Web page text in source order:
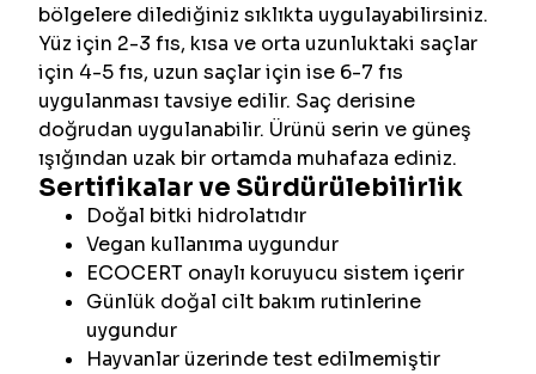
bölgelere dilediğiniz sıklıkta uygulayabilirsiniz.
Yüz için 2-3 fıs, kısa ve orta uzunluktaki saçlar
için 4-5 fıs, uzun saçlar için ise 6-7 fıs
uygulanması tavsiye edilir. Saç derisine
doğrudan uygulanabilir. Ürünü serin ve güneş
ışığından uzak bir ortamda muhafaza ediniz.
Sertifikalar ve Sürdürülebilirlik
Doğal bitki hidrolatıdır
Vegan kullanıma uygundur
ECOCERT onaylı koruyucu sistem içerir
Günlük doğal cilt bakım rutinlerine
uygundur
Hayvanlar üzerinde test edilmemiştir